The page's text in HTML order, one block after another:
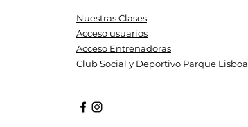
Nuestras Clases
Acceso usuarios
Acceso Entrenadoras
Club Social y Deportivo Parque Lisboa